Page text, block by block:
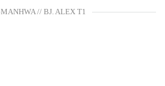
MANHWA // BJ. ALEX T1